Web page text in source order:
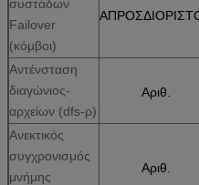
συστάδων
Failover
(κόμβοι)
Αντένσταση
διαγώνιος-
αρχείων (dfs-ρ)
Αριθ.
Ανεκτικός
συγχρονισμός
μνήμης
Αριθ.